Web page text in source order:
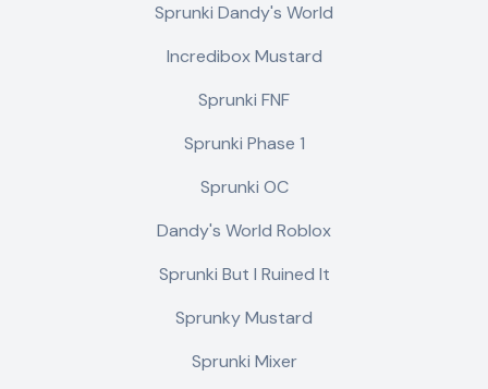
Sprunki Dandy's World
Incredibox Mustard
Sprunki FNF
Sprunki Phase 1
Sprunki OC
Dandy's World Roblox
Sprunki But I Ruined It
Sprunky Mustard
Sprunki Mixer